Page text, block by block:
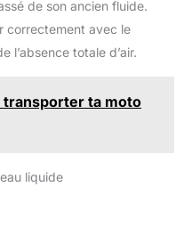
laboratoire, colles industrielles,
silicone chauffé, peintures et
de l'environnement.
flacon de la seringue est
une lecture facile lors du
transparent vous
】 Le tube de la seringue
de la seringue sans
fonction lubrifiante, est
peintures et encres.Il peut
de son ancien fluide.
correctement avec le
l’absence totale d’air.
ta moto
liquide